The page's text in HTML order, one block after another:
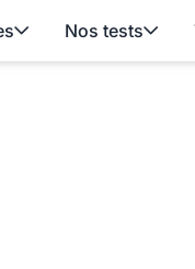
Nos tests